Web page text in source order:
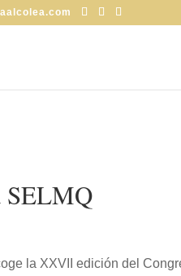
SELMQ
la XXVII edición del